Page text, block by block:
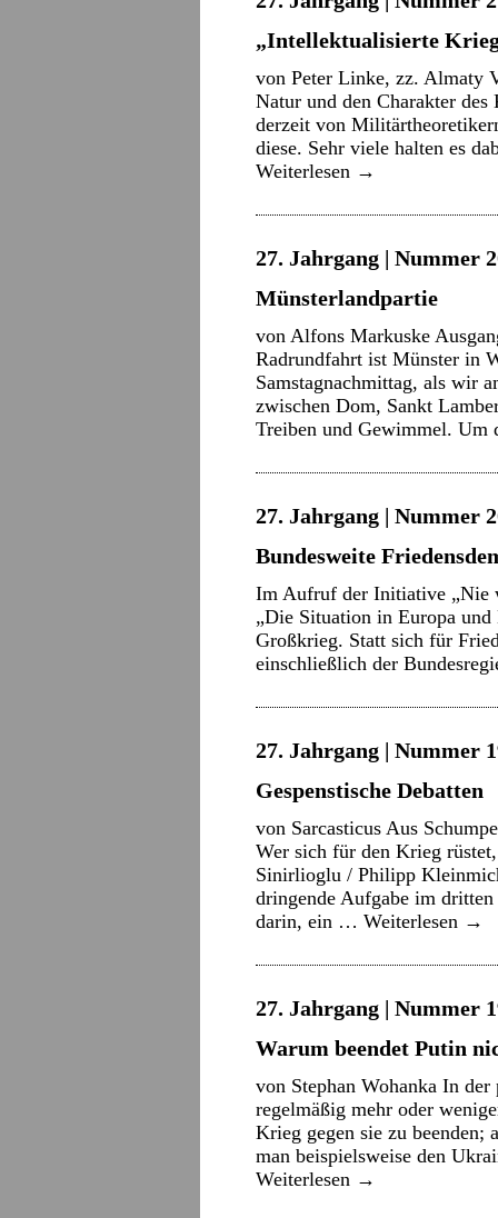
„Intellektualisierte
von Peter Linke, zz. Almaty
Natur und den Charakter
derzeit von
diese. Sehr viele halten es
Weiterlesen →
27. Jahrgang | Nummer
Münsterlandpartie
von Alfons Markuske
Radrundfahrt ist Münster in
Samstagnachmittag, als wir
zwischen Dom, Sankt
Treiben und Gewimmel.
27. Jahrgang | Nummer
Bundesweite
Im Aufruf der Initiative „Nie
„Die Situation in Europa
Großkrieg. Statt sich für
einschließlich der
27. Jahrgang | Nummer
Gespenstische Debatten
von Sarcasticus Aus
Wer sich für den Krieg
Sinirlioglu / Philipp
dringende Aufgabe im
darin, ein … Weiterlesen →
27. Jahrgang | Nummer
Warum beendet Putin
von Stephan Wohanka In
regelmäßig mehr oder
Krieg gegen sie zu beenden;
man beispielsweise den
Weiterlesen →